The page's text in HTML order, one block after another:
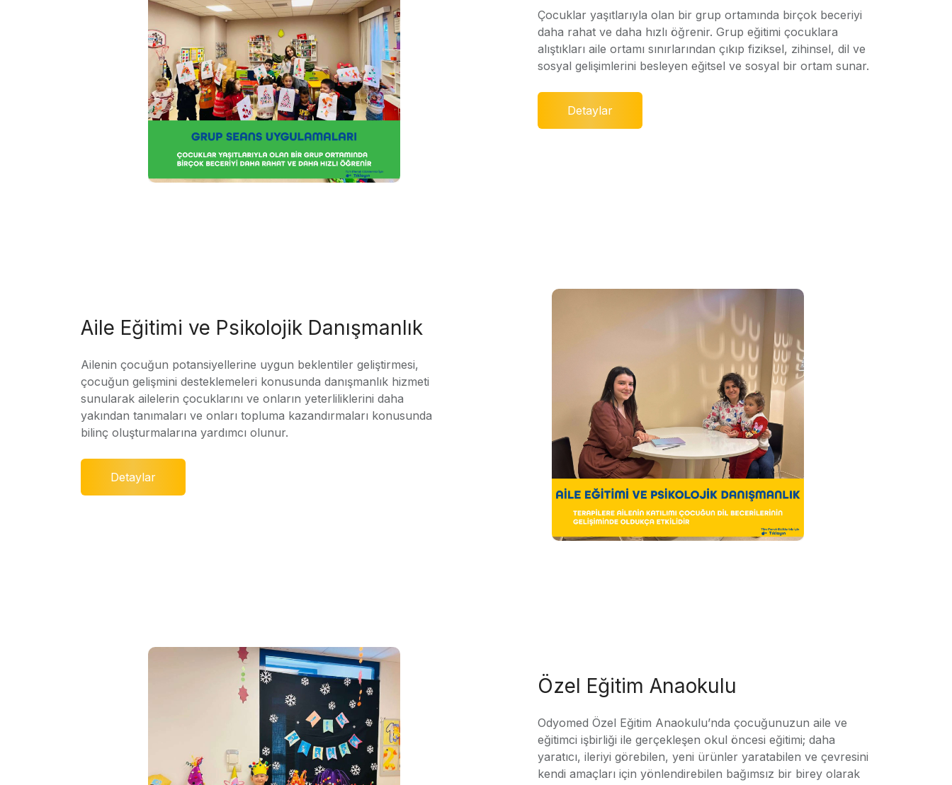
Çocuklar yaşıtlarıyla olan bir grup ortamında birçok beceriyi
daha rahat ve daha hızlı öğrenir. Grup eğitimi çocuklara
alıştıkları aile ortamı sınırlarından çıkıp fiziksel, zihinsel, dil ve
sosyal gelişimlerini besleyen eğitsel ve sosyal bir ortam sunar.
Detaylar
Aile Eğitimi ve Psikolojik Danışmanlık
Ailenin çocuğun potansiyellerine uygun beklentiler geliştirmesi,
çocuğun gelişmini desteklemeleri konusunda danışmanlık hizmeti
sunularak ailelerin çocuklarını ve onların yeterliliklerini daha
yakından tanımaları ve onları topluma kazandırmaları konusunda
bilinç oluşturmalarına yardımcı olunur.
Detaylar
Özel Eğitim Anaokulu
Odyomed Özel Eğitim Anaokulu’nda çocuğunuzun aile ve
eğitimci işbirliği ile gerçekleşen okul öncesi eğitimi; daha
yaratıcı, ileriyi görebilen, yeni ürünler yaratabilen ve çevresini
kendi amaçları için yönlendirebilen bağımsız bir birey olarak